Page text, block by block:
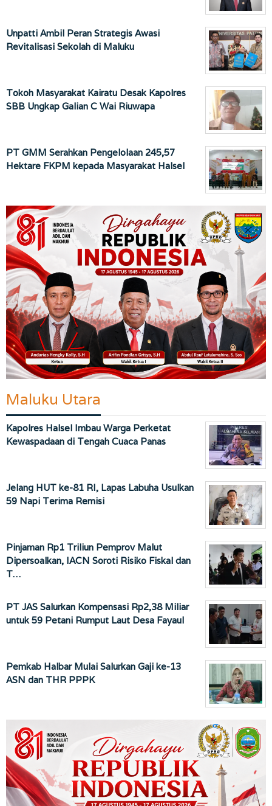
Unpatti Ambil Peran Strategis Awasi
Revitalisasi Sekolah di Maluku
Tokoh Masyarakat Kairatu Desak Kapolres
SBB Ungkap Galian C Wai Riuwapa
PT GMM Serahkan Pengelolaan 245,57
Hektare FKPM kepada Masyarakat Halsel
Maluku Utara
Kapolres Halsel Imbau Warga Perketat
Kewaspadaan di Tengah Cuaca Panas
Jelang HUT ke-81 RI, Lapas Labuha Usulkan
59 Napi Terima Remisi
Pinjaman Rp1 Triliun Pemprov Malut
Dipersoalkan, IACN Soroti Risiko Fiskal dan
T…
PT JAS Salurkan Kompensasi Rp2,38 Miliar
untuk 59 Petani Rumput Laut Desa Fayaul
Pemkab Halbar Mulai Salurkan Gaji ke-13
ASN dan THR PPPK